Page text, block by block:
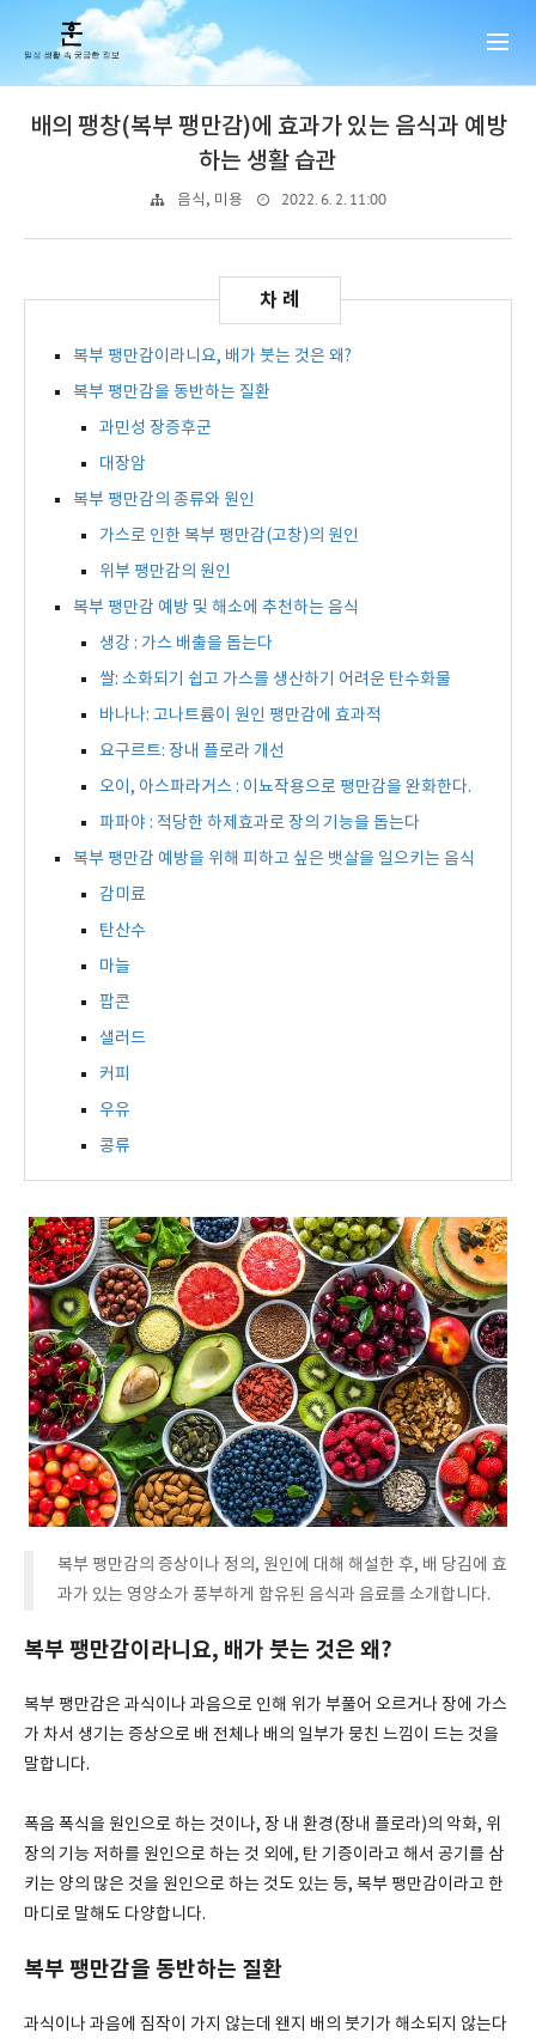
배의 팽창(복부 팽만감)에 효과가 있는 음식과 예방
하는 생활 습관
음식, 미용 2022. 6. 2. 11:00
복부 팽만감이라니요, 배가 붓는 것은 왜?
복부 팽만감을 동반하는 질환
과민성 장증후군
대장암
복부 팽만감의 종류와 원인
가스로 인한 복부 팽만감(고창)의 원인
위부 팽만감의 원인
복부 팽만감 예방 및 해소에 추천하는 음식
생강 : 가스 배출을 돕는다
쌀: 소화되기 쉽고 가스를 생산하기 어려운 탄수화물
바나나: 고나트륨이 원인 팽만감에 효과적
요구르트: 장내 플로라 개선
오이, 아스파라거스 : 이뇨작용으로 팽만감을 완화한다.
파파야 : 적당한 하제효과로 장의 기능을 돕는다
복부 팽만감 예방을 위해 피하고 싶은 뱃살을 일으키는 음식
감미료
탄산수
마늘
팝콘
샐러드
커피
우유
콩류
복부 팽만감의 증상이나 정의, 원인에 대해 해설한 후, 배 당김에 효
과가 있는 영양소가 풍부하게 함유된 음식과 음료를 소개합니다.
복부 팽만감이라니요, 배가 붓는 것은 왜?
복부 팽만감은 과식이나 과음으로 인해 위가 부풀어 오르거나 장에 가스
가 차서 생기는 증상으로 배 전체나 배의 일부가 뭉친 느낌이 드는 것을
말합니다.
폭음 폭식을 원인으로 하는 것이나, 장 내 환경(장내 플로라)의 악화, 위
장의 기능 저하를 원인으로 하는 것 외에, 탄 기증이라고 해서 공기를 삼
키는 양의 많은 것을 원인으로 하는 것도 있는 등, 복부 팽만감이라고 한
마디로 말해도 다양합니다.
복부 팽만감을 동반하는 질환
과식이나 과음에 짐작이 가지 않는데 왠지 배의 붓기가 해소되지 않는다